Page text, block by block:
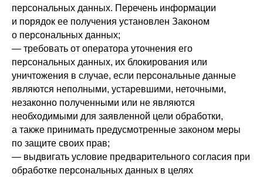
персональных данных. Перечень информации
и порядок ее получения установлен Законом
о персональных данных;
— требовать от оператора уточнения его
персональных данных, их блокирования или
уничтожения в случае, если персональные данные
являются неполными, устаревшими, неточными,
незаконно полученными или не являются
необходимыми для заявленной цели обработки,
а также принимать предусмотренные законом меры
по защите своих прав;
— выдвигать условие предварительного согласия при
обработке персональных данных в целях